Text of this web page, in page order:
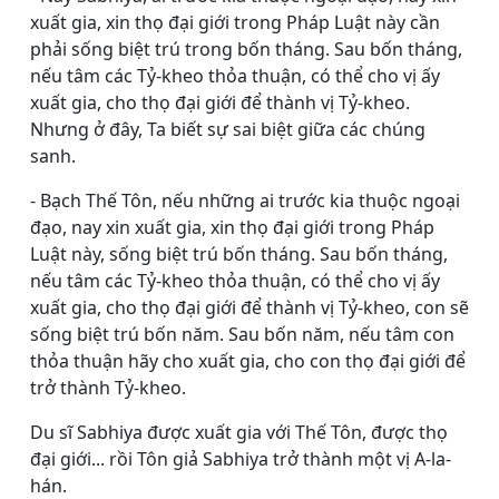
xuất gia, xin thọ đại giới trong Pháp Luật này cần
phải sống biệt trú trong bốn tháng. Sau bốn tháng,
nếu tâm các Tỷ-kheo thỏa thuận, có thể cho vị ấy
xuất gia, cho thọ đại giới để thành vị Tỷ-kheo.
Nhưng ở đây, Ta biết sự sai biệt giữa các chúng
sanh.
- Bạch Thế Tôn, nếu những ai trước kia thuộc ngoại
đạo, nay xin xuất gia, xin thọ đại giới trong Pháp
Luật này, sống biệt trú bốn tháng. Sau bốn tháng,
nếu tâm các Tỷ-kheo thỏa thuận, có thể cho vị ấy
xuất gia, cho thọ đại giới để thành vị Tỷ-kheo, con sẽ
sống biệt trú bốn năm. Sau bốn năm, nếu tâm con
thỏa thuận hãy cho xuất gia, cho con thọ đại giới để
trở thành Tỷ-kheo.
Du sĩ Sabhiya được xuất gia với Thế Tôn, được thọ
đại giới... rồi Tôn giả Sabhiya trở thành một vị A-la-
hán.